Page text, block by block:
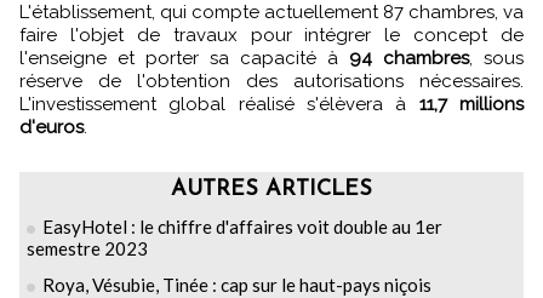
L'établissement, qui compte actuellement 87 chambres, va
faire l'objet de travaux pour intégrer le concept de
l'enseigne et porter sa capacité à 94 chambres, sous
réserve de l'obtention des autorisations nécessaires.
L'investissement global réalisé s'élèvera à 11,7 millions
d'euros.
AUTRES ARTICLES
EasyHotel : le chiffre d'affaires voit double au 1er
semestre 2023
Roya, Vésubie, Tinée : cap sur le haut-pays niçois